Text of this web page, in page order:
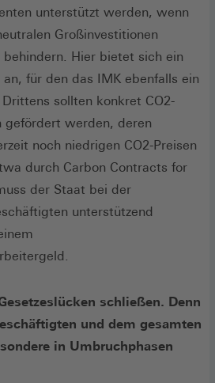
unterstützt werden, wenn
Großinvestitionen
Hier bietet sich ein
für den das IMK ebenfalls ein
sollten konkret CO2-
gefördert werden, deren
noch niedrigen CO2-Preisen
durch Carbon Contracts for
der Staat bei der
unterstützend
schließen. Denn
und dem gesamten
in Umbruchphasen